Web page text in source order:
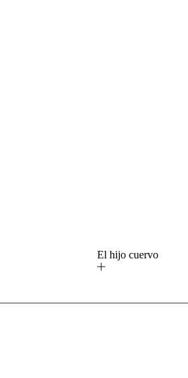
El hijo cuervo